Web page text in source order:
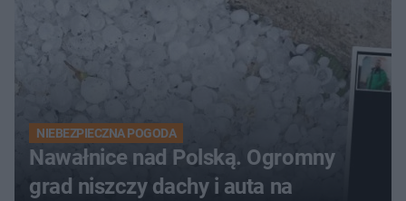
NIEBEZPIECZNA POGODA
Nawałnice nad Polską. Ogromny
grad niszczy dachy i auta na